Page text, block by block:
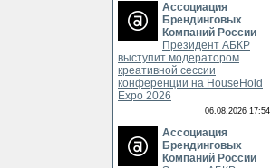
Ассоциация
Брендинговых
Компаний России
Президент АБКР
выступит модератором
креативной сессии
конференции на HouseHold
Expo 2026
06.08.2026 17:54
Ассоциация
Брендинговых
Компаний России